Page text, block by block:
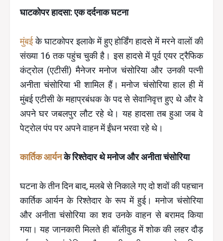
घाटकोपर हादसा: एक दर्दनाक घटना
मुंबईके घाटकोपर इलाके में हुए होर्डिंग हादसे में मरने वालों की
संख्या 16 तक पहुंच चुकी है। इस हादसे में पूर्व एयर ट्रैफिक
कंट्रोल (एटीसी) मैनेजर मनोज चंसोरिया और उनकी पत्नी
अनीता चंसोरिया भी शामिल हैं। मनोज चंसोरिया हाल ही में
मुंबई एटीसी के महाप्रबंधक के पद से सेवानिवृत्त हुए थे और वे
अपने घर जबलपुर लौट रहे थे। यह हादसा तब हुआ जब वे
पेट्रोल पंप पर अपने वाहन में ईंधन भरवा रहे थे।
कार्तिक आर्यनके रिश्तेदार थे मनोज और अनीता चंसोरिया
घटना के तीन दिन बाद, मलबे से निकाले गए दो शवों की पहचान
कार्तिक आर्यन के रिश्तेदार के रूप में हुई। मनोज चंसोरिया
और अनीता चंसोरिया का शव उनके वाहन से बरामद किया
गया। यह जानकारी मिलते ही बॉलीवुड में शोक की लहर दौड़